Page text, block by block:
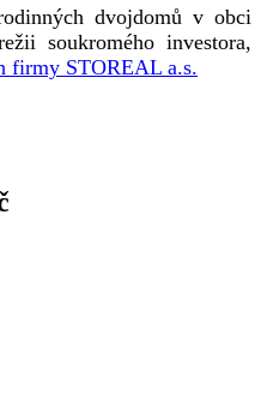
dvojdomů v obci
soukromého investora,
firmy STOREAL a.s.